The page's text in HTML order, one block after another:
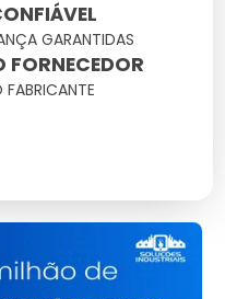
Capacidade
e
GARANTIDAS
FORNECEDOR